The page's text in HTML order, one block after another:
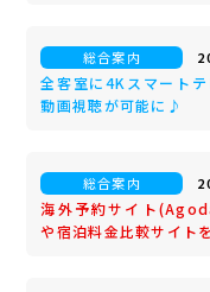
総合案内
全客室に4Kスマート
動画視聴が可能に♪
総合案内
海外予約サイト
や宿泊料金比較サイト